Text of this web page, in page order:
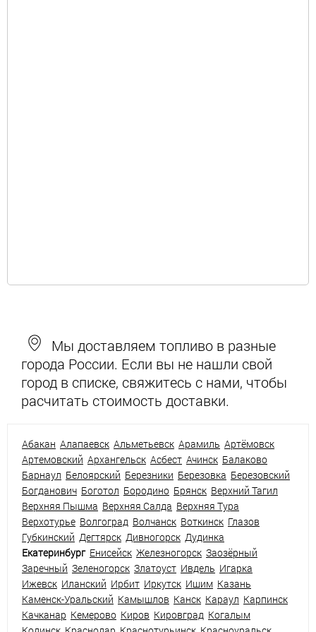
Мы доставляем топливо в разные
города России. Если вы не нашли свой
город в списке, свяжитесь с нами, чтобы
расчитать стоимость доставки.
Абакан Алапаевск Альметьевск Арамиль Артёмовск
Артемовский Архангельск Асбест Ачинск Балаково
Барнаул Белоярский Березники Березовка Березовский
Богданович Боготол Бородино Брянск Верхний Тагил
Верхняя Пышма Верхняя Салда Верхняя Тура
Верхотурье Волгоград Волчанск Воткинск Глазов
Губкинский Дегтярск Дивногорск Дудинка
Екатеринбург Енисейск Железногорск Заозёрный
Заречный Зеленогорск Златоуст Ивдель Игарка
Ижевск Иланский Ирбит Иркутск Ишим Казань
Каменск-Уральский Камышлов Канск Караул Карпинск
Качканар Кемерово Киров Кировград Когалым